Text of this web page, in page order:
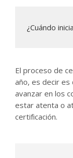
¿Cuándo
El proceso de
año, es decir
avanzar en los
estar atenta o
certificación.